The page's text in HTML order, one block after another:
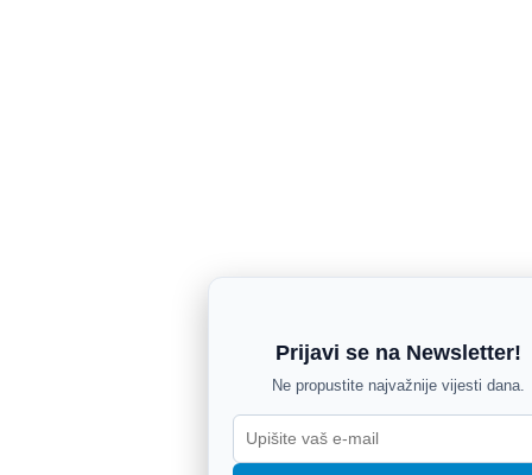
Prijavi se na Newsletter!
Ne propustite najvažnije vijesti dana.